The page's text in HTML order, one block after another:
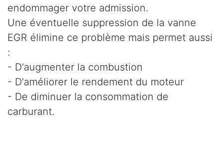
endommager votre admission.
Une éventuelle suppression de la vanne
EGR élimine ce problème mais permet aussi
:
- D'augmenter la combustion
- D'améliorer le rendement du moteur
- De diminuer la consommation de
carburant.